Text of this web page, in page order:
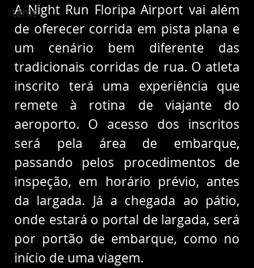
tênis
A Night Run Floripa Airport vai além
de oferecer corrida em pista plana e
um cenário bem diferente das
tradicionais corridas de rua. O atleta
inscrito terá uma experiência que
remete à rotina de viajante do
aeroporto. O acesso dos inscritos
será pela área de embarque,
passando pelos procedimentos de
inspeção, em horário prévio, antes
da largada. Já a chegada ao pátio,
onde estará o portal de largada, será
por portão de embarque, como no
início de uma viagem.